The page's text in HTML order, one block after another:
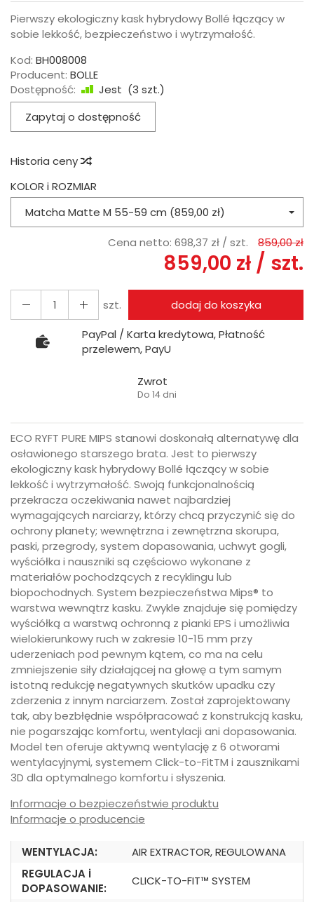
Pierwszy ekologiczny kask hybrydowy Bollé łączący w
sobie lekkość, bezpieczeństwo i wytrzymałość.
Kod: BH008008
Producent: BOLLE
Dostępność:
Jest (3 szt.)
Zapytaj o dostępność
Historia ceny
KOLOR i ROZMIAR
Matcha Matte M 55-59 cm (859,00 zł)
Cena netto: 698,37 zł / szt. 859,00 zł
859,00 zł / szt.
szt.
dodaj do koszyka
PayPal / Karta kredytowa, Płatność
przelewem, PayU
Zwrot
Do 14 dni
ECO RYFT PURE MIPS stanowi doskonałą alternatywę dla
osławionego starszego brata. Jest to pierwszy
ekologiczny kask hybrydowy Bollé łączący w sobie
lekkość i wytrzymałość. Swoją funkcjonalnością
przekracza oczekiwania nawet najbardziej
wymagających narciarzy, którzy chcą przyczynić się do
ochrony planety; wewnętrzna i zewnętrzna skorupa,
paski, przegrody, system dopasowania, uchwyt gogli,
wyściółka i nauszniki są częściowo wykonane z
materiałów pochodzących z recyklingu lub
biopochodnych. System bezpieczeństwa Mips® to
warstwa wewnątrz kasku. Zwykle znajduje się pomiędzy
wyściółką a warstwą ochronną z pianki EPS i umożliwia
wielokierunkowy ruch w zakresie 10-15 mm przy
uderzeniach pod pewnym kątem, co ma na celu
zmniejszenie siły działającej na głowę a tym samym
istotną redukcję negatywnych skutków upadku czy
zderzenia z innym narciarzem. Został zaprojektowany
tak, aby bezbłędnie współpracować z konstrukcją kasku,
nie pogarszając komfortu, wentylacji ani dopasowania.
Model ten oferuje aktywną wentylację z 6 otworami
wentylacyjnymi, systemem Click-to-FitTM i zausznikami
3D dla optymalnego komfortu i słyszenia.
Informacje o bezpieczeństwie produktu
Informacje o producencie
WENTYLACJA:
AIR EXTRACTOR, REGULOWANA
REGULACJA i
DOPASOWANIE:
CLICK-TO-FIT™ SYSTEM